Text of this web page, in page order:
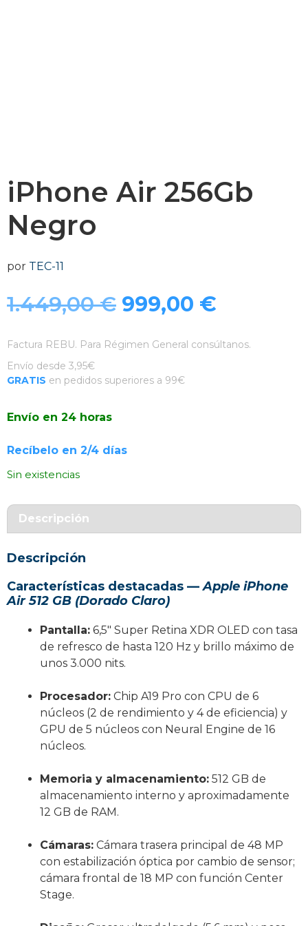
iPhone Air 256Gb
Negro
por TEC-11
1.449,00€ El
precio
999,00 €
precio
Factura REBU. Para Régimen General consúltanos.
Envío desde 3,95€
GRATIS en pedidos superiores a 99€
Envío en 24 horas
Recíbelo en 2/4 días
Sin existencias
Descripción
Descripción
Características destacadas —Apple iPhone
Air 512 GB (Dorado Claro)
Pantalla: 6,5″ Super Retina XDR OLED con tasa
de refresco de hasta 120 Hz y brillo máximo de
unos 3.000 nits.
Procesador: Chip A19 Pro con CPU de 6
núcleos (2 de rendimiento y 4 de eficiencia) y
GPU de 5 núcleos con Neural Engine de 16
núcleos.
Memoria y almacenamiento: 512 GB de
almacenamiento interno y aproximadamente
12 GB de RAM.
Cámaras: Cámara trasera principal de 48 MP
con estabilización óptica por cambio de sensor;
cámara frontal de 18 MP con función Center
Stage.